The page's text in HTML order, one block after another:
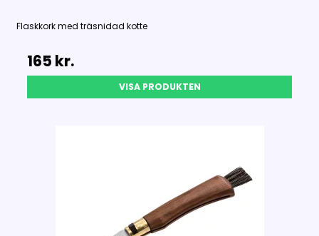
Flaskkork med träsnidad kotte
165 kr.
VISA PRODUKTEN